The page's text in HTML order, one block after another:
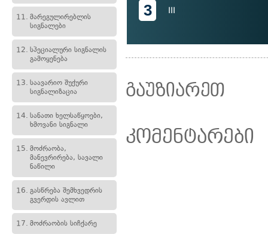
11. მარეგულირებლის
სიგნალები
12. სპეციალური სიგნალის
გამოყენება
13. საავარიო შუქური
სიგნალიზაცია
14. სანათი ხელსაწყოები,
ხმოვანი სიგნალი
15. მოძრაობა,
მანევრირება, სავალი
ნაწილი
16. გასწრება შემხვედრის
გვერდის ავლით
17. მოძრაობის სიჩქარე
3 III
გაუზიარეთ
კომენტარები